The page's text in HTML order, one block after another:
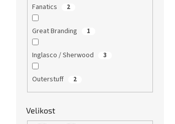
Fanatics 2
Great Branding 1
Inglasco / Sherwood 3
Outerstuff 2
Velikost